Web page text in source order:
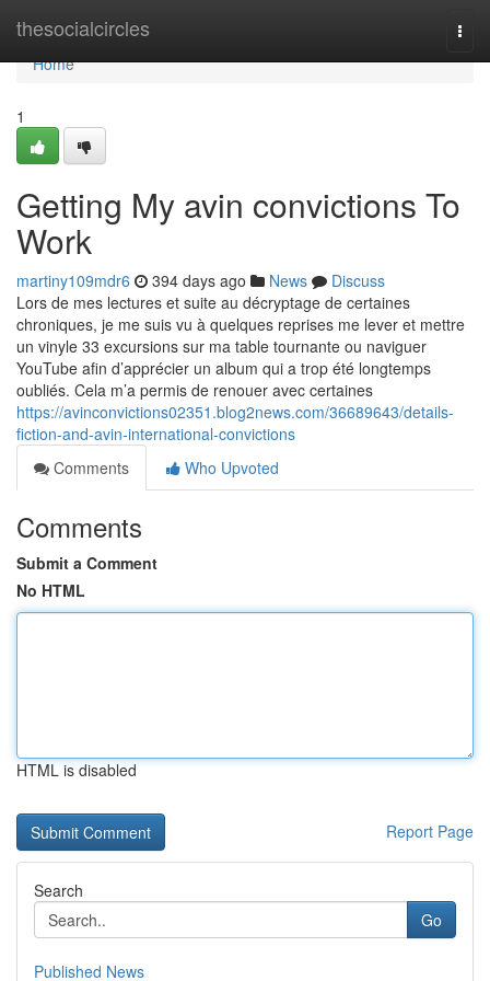
thesocialcircles
Home
Home
1
Getting My avin convictions To
Work
martiny109mdr6 394 days ago News
Discuss
Lors de mes lectures et suite au décryptage de certaines
chroniques, je me suis vu à quelques reprises me lever et mettre
un vinyle 33 excursions sur ma table tournante ou naviguer
YouTube afin d’apprécier un album qui a trop été longtemps
oubliés. Cela m’a permis de renouer avec certaines
https://avinconvictions02351.blog2news.com/36689643/details-
fiction-and-avin-international-convictions
Comments
Who Upvoted
Comments
Submit a Comment
No HTML
HTML is disabled
Report Page
Search
Go
Published News